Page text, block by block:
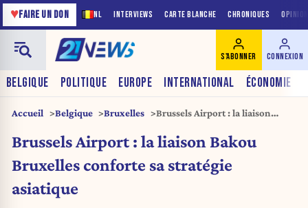
NL INTERVIEWS CARTE BLANCHE CHRONIQUES
♥FAIRE UN DON
BELGIQUE POLITIQUE EUROPE INTERNATIONAL ÉCONOMIE
S'ABONNER CONNEXION
Accueil Belgique Bruxelles
Brussels Airport : la liaison
stratégie asiatique
Brussels Airport : la liaison Bakou
Bruxelles conforte sa stratégie
asiatique